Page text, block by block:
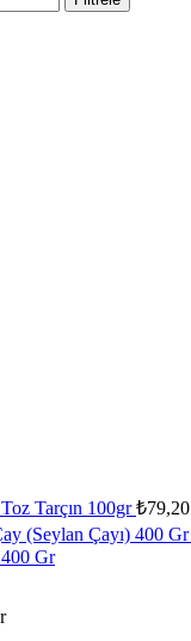
Tarçın 100gr₺79,20
(Seylan Çayı) 400 Gr
400 Gr